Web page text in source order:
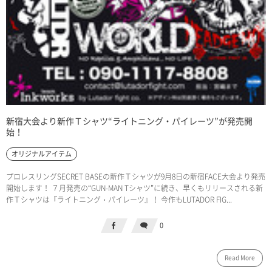
新宿大会より新作Ｔシャツ“ライトニング・パイレーツ”が発売開
始！
オリジナルアイテム
プロレスリングSECRET BASEの新作Ｔシャツが9月8日の新宿FACE大会より発売
開始します！ ７月発売の“GUN-MAN Tシャツ”に続き、早くもリリースされる新
作Ｔシャツは『ライトニング・パイレーツ』！ 今作もLUTADOR FIG...
0
Read More